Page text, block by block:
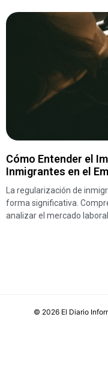
Cómo Entender el
Inmigrantes en el
La regularización de
forma significativa.
analizar el mercado laboral
© 2026 El Diario